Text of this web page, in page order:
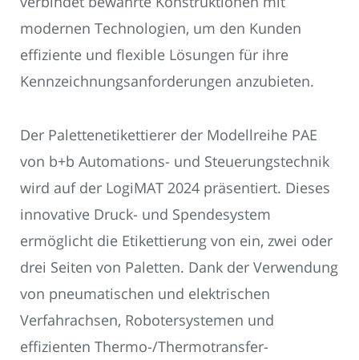
modernen Technologien, um den Kunden
effiziente und flexible Lösungen für ihre
Kennzeichnungsanforderungen anzubieten.
Der Palettenetikettierer der Modellreihe PAE
von b+b Automations- und Steuerungstechnik
wird auf der LogiMAT 2024 präsentiert. Dieses
innovative Druck- und Spendesystem
ermöglicht die Etikettierung von ein, zwei oder
drei Seiten von Paletten. Dank der Verwendung
von pneumatischen und elektrischen
Verfahrachsen, Robotersystemen und
effizienten Thermo-/Thermotransfer-